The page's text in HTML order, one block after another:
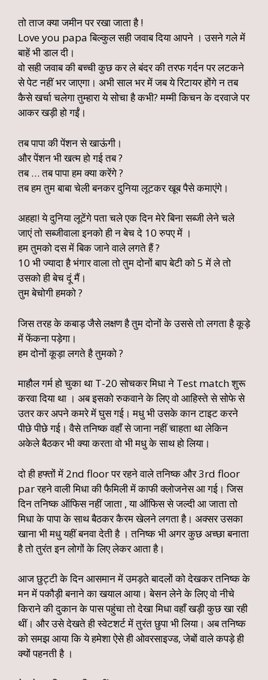
तो ताज क्या जमीन पर रखा जाता है !
Love you papa बिल्कुल सही जवाब दिया आपने । उसने गले में
बाहें भी डाल दी।
वो सही जवाब की बच्ची कुछ कर ले बंदर की तरफ गर्दन पर लटकने
से पेट नहीं भर जाएगा। अभी साल भर में जब ये रिटायर होंगे न तब
कैसे खर्चा चलेगा तुम्हारा ये सोचा है कभी? मम्मी किचन के दरवाजे पर
आकर खड़ी हो गईं।
तब पापा की पेंशन से खाऊंगी।
और पेंशन भी खत्म हो गई तब ?
तब … तब पापा हम क्या करेंगे ?
तब हम तुम बाबा चेली बनकर दुनिया लूटकर खूब पैसे कमाएंगे।
अहहा! ये दुनिया लूटेंगे पता चले एक दिन मेरे बिना सब्जी लेने चले
जाएं तो सब्जीवाला इनको ही न बेच दे 10 रुपए में ।
हम तुमको दस में बिक जाने वाले लगते हैं ?
10 भी ज्यादा है भंगार वाला तो तुम दोनों बाप बेटी को 5 में ले तो
उसको ही बेच दूं मैं।
तुम बेचोगी हमको ?
जिस तरह के कबाड़ जैसे लक्षण है तुम दोनों के उससे तो लगता है कूड़े
में फेंकना पड़ेगा।
हम दोनों कूड़ा लगते है तुमको ?
माहौल गर्म हो चुका था T-20 सोचकर मिधा ने Test match शुरू
करवा दिया था । अब इसको रुकवाने के लिए वो आहिस्ते से सोफे से
उतर कर अपने कमरे में घुस गई। मधु भी उसके कान टाइट करने
पीछे पीछे गई। वैसे तनिष्क वहाँ से जाना नहीं चाहता था लेकिन
अकेले बैठकर भी क्या करता वो भी मधु के साथ हो लिया।
दो ही हफ्तों में 2nd floor पर रहने वाले तनिष्क और 3rd floor
par रहने वाली मिधा की फैमिली में काफी क्लोजनेस आ गई। जिस
दिन तनिष्क ऑफिस नहीं जाता , या ऑफिस से जल्दी आ जाता तो
मिधा के पापा के साथ बैठकर कैरम खेलने लगता है। अक्सर उसका
खाना भी मधु यहीं बनवा देती है । तनिष्क भी अगर कुछ अच्छा बनाता
है तो तुरंत इन लोगों के लिए लेकर आता है।
आज छुट्टी के दिन आसमान में उमड़ते बादलों को देखकर तनिष्क के
मन में पकौड़ी बनाने का खयाल आया। बेसन लेने के लिए वो नीचे
किराने की दुकान के पास पहुंचा तो देखा मिधा वहाँ खड़ी कुछ खा रही
थीं। और उसे देखते ही स्वेटशर्ट में तुरंत छुपा भी लिया। अब तनिष्क
को समझ आया कि ये हमेशा ऐसे ही ओवरसाइज्ड, जेबों वाले कपड़े ही
क्यों पहनती है ।